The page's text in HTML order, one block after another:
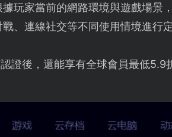
據玩家當前的網路環境與遊戲場景
、連線社交等不同使用情境進行
證後，還能享有全球會員最低5.9